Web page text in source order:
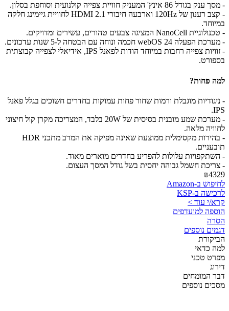
- מסך ענק בגודל 86 אינץ' המעניק חוויית צפייה קולנועית וסוחפת בסלון.
- קצב רענון של 120Hz וארבעה חיבורי HDMI 2.1 לחוויית גיימינג חלקה
במיוחד.
- טכנולוגיית NanoCell המציגה צבעים טהורים, עשירים ומדויקים.
- מערכת הפעלה webOS 24 חכמה ונוחה עם הבטחה ל-5 שנות עדכונים.
- זוויות צפייה רחבות במיוחד הודות לפאנל IPS, אידיאלי לצפייה קבוצתית
בספורט.
למה פחות?
- ניגודיות מוגבלת ורמות שחור פחות עמוקות בחדרים חשוכים בגלל פאנל
IPS.
- מערכת שמע מובנית בסיסית של 20W בלבד, המצריכה מקרן קול חיצוני
לחוויה מלאה.
- בהירות מקסימלית ממוצעת שאינה מפיקה את המרב מתכני HDR
תובעניים.
- השתקפויות עלולות להפריע בחדרים מוארים מאוד.
- צריכת חשמל גבוהה יחסית בשל גודל המסך העצום.
₪4329
לחיפוש ב-Amazon
לרכישה ב-KSP
קרא/י עוד >
הוספה למועדפים
הסרה
דגמים נוספים
הביקורת
למה כדאי
מפרט טכני
דירוג
דבר המומחים
מסכים נוספים